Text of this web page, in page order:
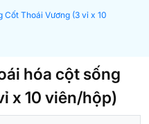
Thoái Vương (3 vỉ x 10
hóa cột sống
x 10 viên/hộp)